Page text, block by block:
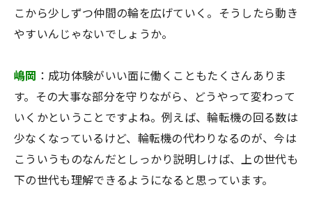
こから少しずつ仲間の輪を広げていく。そうしたら動き
やすいんじゃないでしょうか。
嶋岡 ：成功体験がいい面に働くこともたくさんありま
す。その大事な部分を守りながら、どうやって変わって
いくかということですよね。例えば、輪転機の回る数は
少なくなっているけど、輪転機の代わりなるのが、今は
こういうものなんだとしっかり説明しけば、上の世代も
下の世代も理解できるようになると思っています。